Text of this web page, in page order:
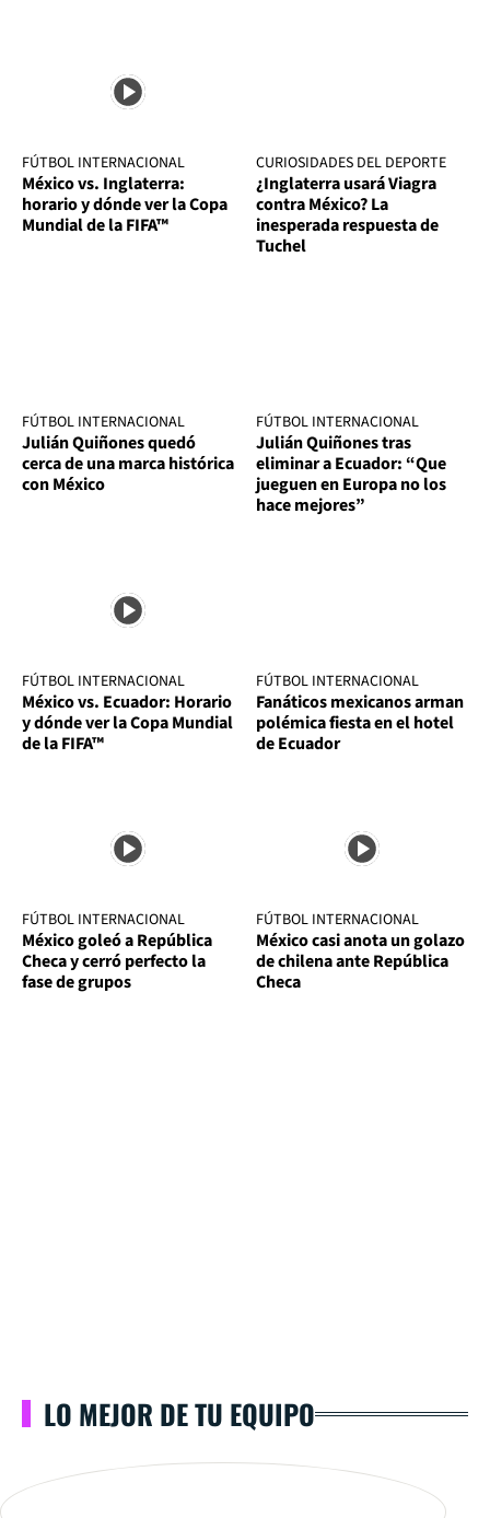
FÚTBOL INTERNACIONAL
México vs. Inglaterra:
horario y dónde ver la Copa
Mundial de la FIFA™
CURIOSIDADES DEL DEPORTE
¿Inglaterra usará Viagra
contra México? La
inesperada respuesta de
Tuchel
FÚTBOL INTERNACIONAL
Julián Quiñones quedó
cerca de una marca histórica
con México
FÚTBOL INTERNACIONAL
Julián Quiñones tras
eliminar a Ecuador: “Que
jueguen en Europa no los
hace mejores”
FÚTBOL INTERNACIONAL
México vs. Ecuador: Horario
y dónde ver la Copa Mundial
de la FIFA™
FÚTBOL INTERNACIONAL
Fanáticos mexicanos arman
polémica fiesta en el hotel
de Ecuador
FÚTBOL INTERNACIONAL
México goleó a República
Checa y cerró perfecto la
fase de grupos
FÚTBOL INTERNACIONAL
México casi anota un golazo
de chilena ante República
Checa
LO MEJOR DE TU EQUIPO